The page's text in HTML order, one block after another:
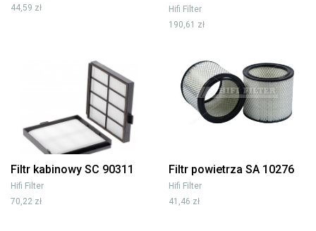
44,59 zł
Hifi Filter
190,61 zł
Filtr kabinowy SC 90311
Hifi Filter
70,22 zł
Filtr powietrza SA 10276
Hifi Filter
41,46 zł